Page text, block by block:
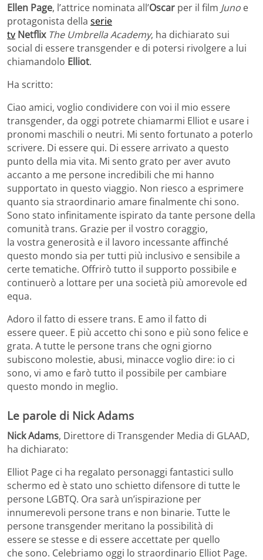
Ellen Page, l’attrice nominata all’Oscar per il film Juno e
protagonista della serie
tv Netflix The Umbrella Academy, ha dichiarato sui
social di essere transgender e di potersi rivolgere a lui
chiamandolo Elliot.
Ha scritto:
Ciao amici, voglio condividere con voi il mio essere
transgender, da oggi potrete chiamarmi Elliot e usare i
pronomi maschili o neutri. Mi sento fortunato a poterlo
scrivere. Di essere qui. Di essere arrivato a questo
punto della mia vita. Mi sento grato per aver avuto
accanto a me persone incredibili che mi hanno
supportato in questo viaggio. Non riesco a esprimere
quanto sia straordinario amare finalmente chi sono.
Sono stato infinitamente ispirato da tante persone della
comunità trans. Grazie per il vostro coraggio,
la vostra generosità e il lavoro incessanteaffinché
questo mondo sia per tutti più inclusivo e sensibile a
certe tematiche. Offrirò tutto il supporto possibile e
continuerò a lottare per una società più amorevole ed
equa.
Adoro il fatto di essere trans. E amo il fatto di
essere queer. E più accetto chi sono e più sono felice e
grata. A tutte le persone trans che ogni giorno
subiscono molestie, abusi, minacce voglio dire: io ci
sono, vi amo e farò tutto il possibile per cambiare
questo mondo in meglio.
Le parole di Nick Adams
Nick Adams, Direttore di Transgender Media di GLAAD,
ha dichiarato:
Elliot Page ci ha regalato personaggi fantastici sullo
schermo ed è stato uno schietto difensore di tutte le
persone LGBTQ. Ora sarà un’ispirazione per
innumerevoli persone trans e non binarie. Tutte le
persone transgender meritano la possibilità di
esseresestesse e di essere accettate per quello
chesono. Celebriamo oggi lo straordinario Elliot Page.